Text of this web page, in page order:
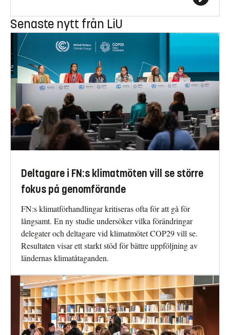
Senaste nytt från LiU
Deltagare i FN:s klimatmöten vill se större
fokus på genomförande
FN:s klimatförhandlingar kritiseras ofta för att gå för
långsamt. En ny studie undersöker vilka förändringar
delegater och deltagare vid klimatmötet COP29 vill se.
Resultaten visar ett starkt stöd för bättre uppföljning av
ländernas klimatåtaganden.